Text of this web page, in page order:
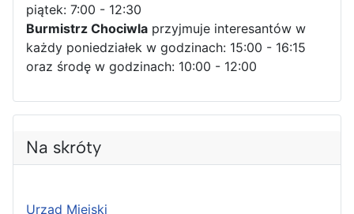
piątek: 7:00 - 12:30
Burmistrz Chociwla przyjmuje interesantów w
każdy poniedziałek w godzinach: 15:00 - 16:15
oraz środę w godzinach: 10:00 - 12:00
Na skróty
Urząd Miejski